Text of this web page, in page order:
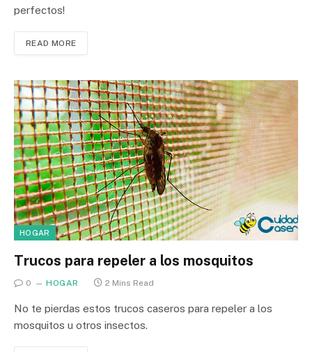
perfectos!
READ MORE
HOGAR
Trucos para repeler a los mosquitos
0 HOGAR 2 Mins Read
No te pierdas estos trucos caseros para repeler a los
mosquitos u otros insectos.